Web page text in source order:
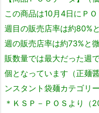
この商品は10月4日にＰ
週目の販売店率は約80%
週の販売店率は約73%と
販数量では最大だった週
個となっています（正麺
ンスタント袋麺カテゴリ
＊ＫＳＰ－ＰＯＳより（